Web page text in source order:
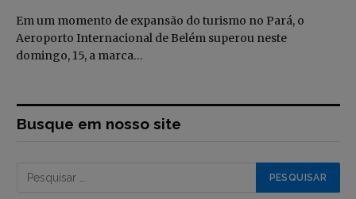
Em um momento de expansão do turismo no Pará, o
Aeroporto Internacional de Belém superou neste
domingo, 15, a marca…
Busque em nosso site